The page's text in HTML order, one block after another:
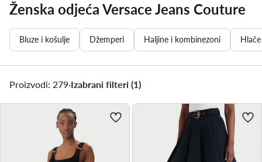
Ženska odjeća Versace Jeans Couture
Bluze i košulje Džemperi Haljine i kombinezoni Hlače
Proizvodi: 279·Izabrani filteri (1)